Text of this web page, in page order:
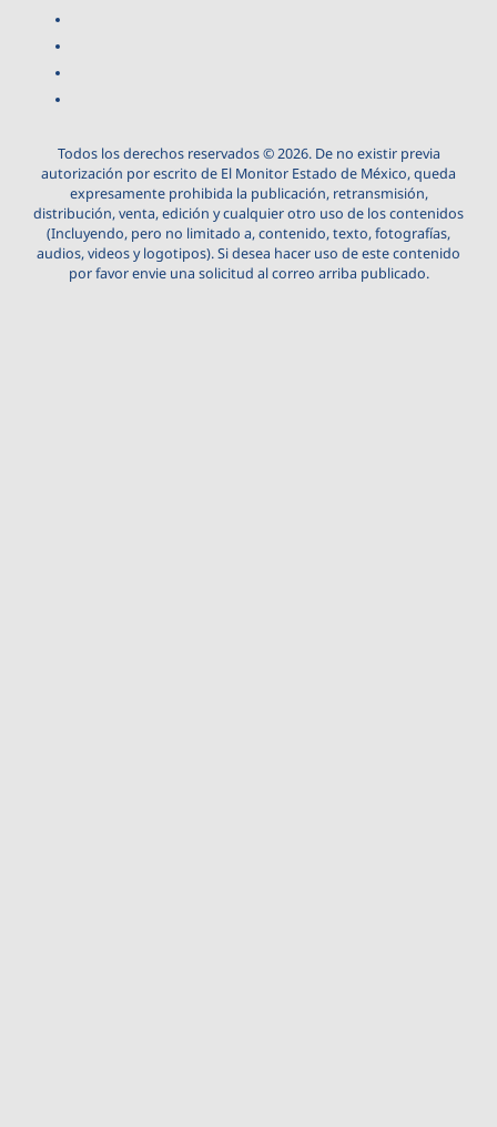
Todos los derechos reservados © 2026. De no existir previa
autorización por escrito de El Monitor Estado de México, queda
expresamente prohibida la publicación, retransmisión,
distribución, venta, edición y cualquier otro uso de los contenidos
(Incluyendo, pero no limitado a, contenido, texto, fotografías,
audios, videos y logotipos). Si desea hacer uso de este contenido
por favor envie una solicitud al correo arriba publicado.